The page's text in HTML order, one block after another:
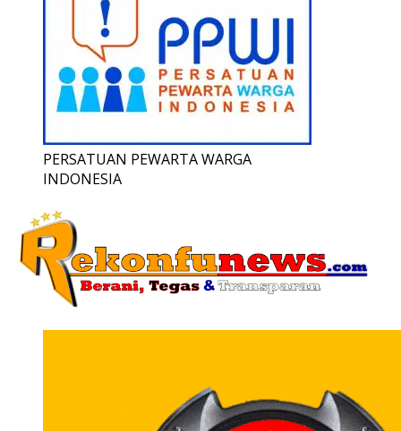
PERSATUAN PEWARTA WARGA
INDONESIA